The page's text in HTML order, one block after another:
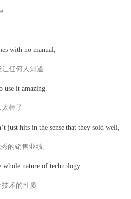
with no manual,
任何人知道
use it amazing.
棒了
just hits in the sense that they sold well,
的销售业绩,
whole nature of technology
术的性质